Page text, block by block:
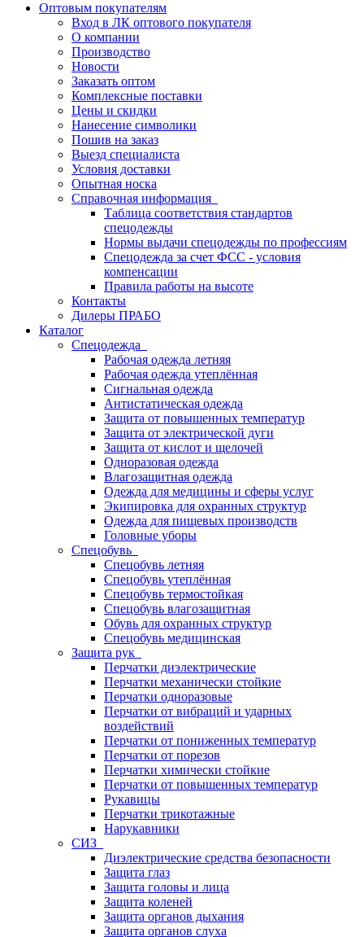
Оптовым покупателям
Вход в ЛК оптового покупателя
О компании
Производство
Новости
Заказать оптом
Комплексные поставки
Цены и скидки
Нанесение символики
Пошив на заказ
Выезд специалиста
Условия доставки
Опытная носка
Справочная информация
Таблица соответствия стандартов
спецодежды
Нормы выдачи спецодежды по профессиям
Спецодежда за счет ФСС - условия
компенсации
Правила работы на высоте
Контакты
Дилеры ПРАБО
Каталог
Спецодежда
Рабочая одежда летняя
Рабочая одежда утеплённая
Сигнальная одежда
Антистатическая одежда
Защита от повышенных температур
Защита от электрической дуги
Защита от кислот и щелочей
Одноразовая одежда
Влагозащитная одежда
Одежда для медицины и сферы услуг
Экипировка для охранных структур
Одежда для пищевых производств
Головные уборы
Спецобувь
Спецобувь летняя
Спецобувь утеплённая
Спецобувь термостойкая
Спецобувь влагозащитная
Обувь для охранных структур
Спецобувь медицинская
Защита рук
Перчатки диэлектрические
Перчатки механически стойкие
Перчатки одноразовые
Перчатки от вибраций и ударных
воздействий
Перчатки от пониженных температур
Перчатки от порезов
Перчатки химически стойкие
Перчатки от повышенных температур
Рукавицы
Перчатки трикотажные
Нарукавники
СИЗ
Диэлектрические средства безопасности
Защита глаз
Защита головы и лица
Защита коленей
Защита органов дыхания
Защита органов слуха